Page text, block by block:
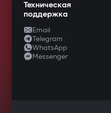
Техническая
поддержка
Email
Telegram
WhatsApp
Messenger